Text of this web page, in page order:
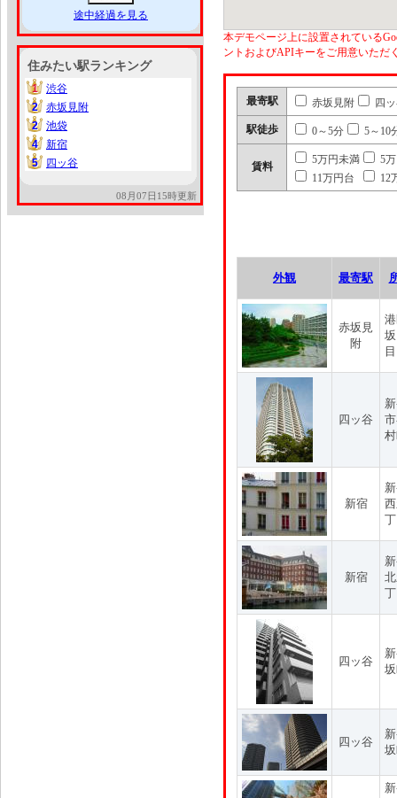
途中経過を見る
住みたい駅ランキング
1
1
渋谷
2
2
赤坂見附
2
2
池袋
4
4
新宿
5
5 四ッ谷
08月07日15時更新
本デモページ上に設置されている
ントおよびAPIキーをご用意いただ
最寄駅 赤坂見附 四
駅徒歩 0～5分 5～10
賃料
5万円未満
5
11万円台
12
外観 最寄駅
赤坂見
附
目
四ッ谷
新宿
新宿
四ッ谷
四ッ谷